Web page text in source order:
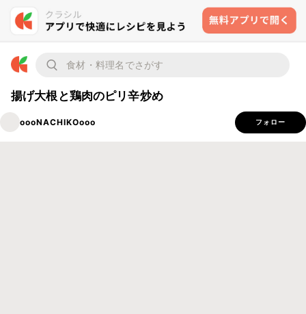
揚げ大根と鶏肉のピリ辛炒め
oooNACHIKOooo フォロー